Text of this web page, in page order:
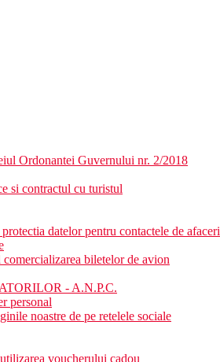
Ordonantei Guvernului nr. 2/2018
si contractul cu turistul
datelor pentru contactele de afaceri
biletelor de avion
- A.N.P.C.
personal
noastre de pe retelele sociale
voucherului cadou